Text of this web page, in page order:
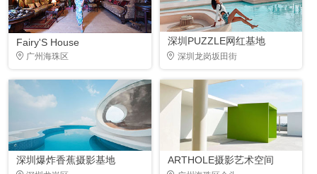
Fairy'S House
广州海珠区
深圳PUZZLE网红基地
深圳龙岗坂田街
深圳爆炸香蕉摄影基地 ARTHOLE摄影艺术空间